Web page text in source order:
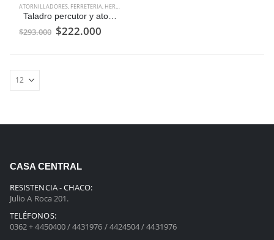
ATORNILLADORES, FERRETERIA, HERRAMIENTAS
Taladro percutor y atornillador 13 mm Inalambrico
$293.000 El
precio
$222.000El
CASA CENTRAL
RESISTENCIA - CHACO:
Julio A Roca 201.
TELÉFONOS:
0362 + 4450400 / 4431976 / 4424504 / 4431976